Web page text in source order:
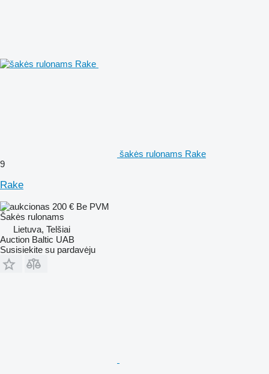
šakės rulonams Rake
9
Rake
200 € Be PVM
Šakės rulonams
Lietuva, Telšiai
Auction Baltic UAB
Susisiekite su pardavėju